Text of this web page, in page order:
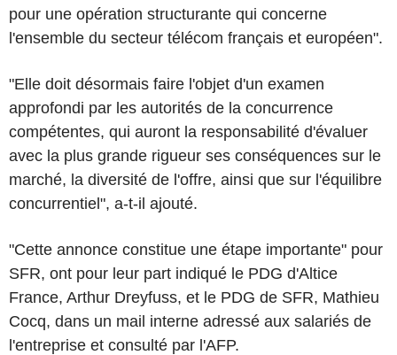
pour une opération structurante qui concerne
l'ensemble du secteur télécom français et européen".
"Elle doit désormais faire l'objet d'un examen
approfondi par les autorités de la concurrence
compétentes, qui auront la responsabilité d'évaluer
avec la plus grande rigueur ses conséquences sur le
marché, la diversité de l'offre, ainsi que sur l'équilibre
concurrentiel", a-t-il ajouté.
"Cette annonce constitue une étape importante" pour
SFR, ont pour leur part indiqué le PDG d'Altice
France, Arthur Dreyfuss, et le PDG de SFR, Mathieu
Cocq, dans un mail interne adressé aux salariés de
l'entreprise et consulté par l'AFP.